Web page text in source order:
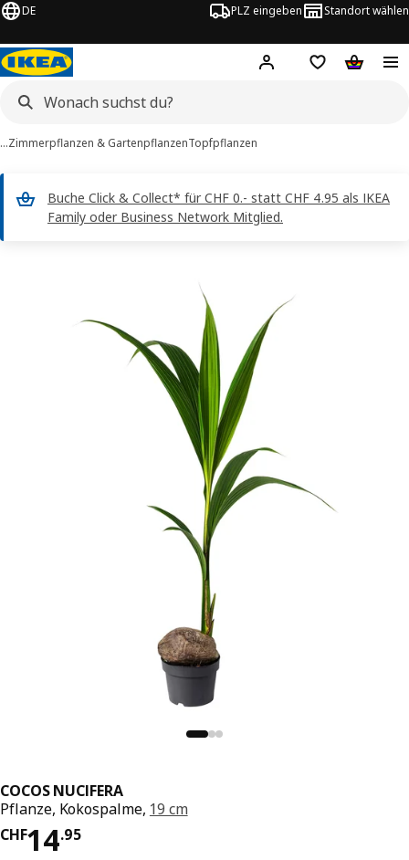
DE PLZ eingeben Standort wählen
Hej! Logge dich ein
Einkaufsliste
…Zimmerpflanzen & GartenpflanzenTopfpflanzen
Buche Click & Collect* für CHF 0.- statt CHF 4.95 als IKEA
Family oder Business Network Mitglied.
COCOS NUCIFERA
Pflanze, Kokospalme, 19 cm
CHF14.95
Preis CHF 14.95